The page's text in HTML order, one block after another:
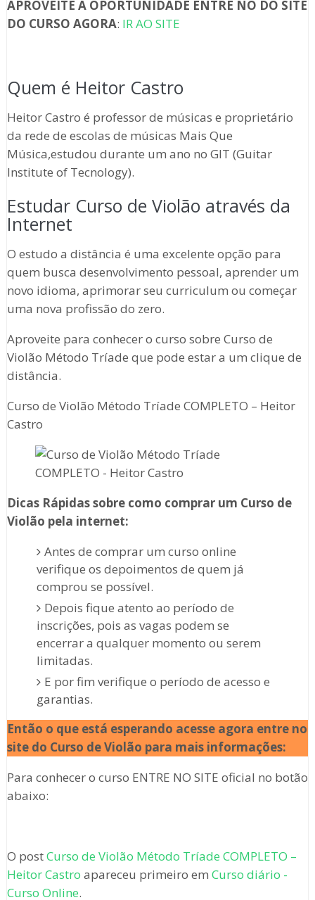
APROVEITE A OPORTUNIDADE ENTRE NO DO SITE
DO CURSO AGORA: IR AO SITE
Quem é Heitor Castro
Heitor Castro é professor de músicas e proprietário
da rede de escolas de músicas Mais Que
Música,estudou durante um ano no GIT (Guitar
Institute of Tecnology).
Estudar Curso de Violão através da
Internet
O estudo a distância é uma excelente opção para
quem busca desenvolvimento pessoal, aprender um
novo idioma, aprimorar seu curriculum ou começar
uma nova profissão do zero.
Aproveite para conhecer o curso sobre Curso de
Violão Método Tríade que pode estar a um clique de
distância.
Curso de Violão Método Tríade COMPLETO – Heitor
Castro
Dicas Rápidas sobre como comprar um Curso de
Violão pela internet:
Antes de comprar um curso online
verifique os depoimentos de quem já
comprou se possível.
Depois fique atento ao período de
inscrições, pois as vagas podem se
encerrar a qualquer momento ou serem
limitadas.
E por fim verifique o período de acesso e
garantias.
Então o que está esperando acesse agora entre no
site do Curso de Violão para mais informações:
Para conhecer o curso ENTRE NO SITE oficial no botão
abaixo:
O postCurso de Violão Método Tríade COMPLETO –
Heitor Castro apareceu primeiro em Curso diário -
Curso Online.